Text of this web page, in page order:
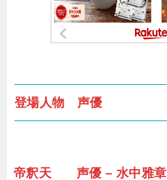
登場人物 声優
帝釈天 声優 – 水中雅章